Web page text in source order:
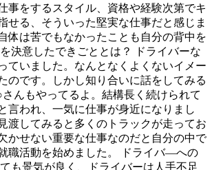
事をするスタイル、資格や経験次第でキ
せる、そういった堅実な仕事だと感じま
体は苦でもなかったことも自分の背中を
決意したできごととは？ ドライバーな
ていました。なんとなくよくないイメー
のです。しかし知り合いに話をしてみる
んもやってるよ。結構長く続けられて
言われ、一気に仕事が身近になりまし
渡してみると多くのトラックが走ってお
かせない重要な仕事なのだと自分の中で
職活動を始めました。 ドライバ―への
も景気が良く、ドライバーは人手不足